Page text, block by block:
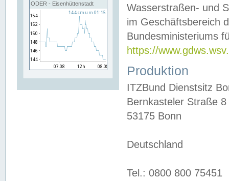
ODER - Eisenhüttenstadt
Wasserstraßen- und
im Geschäftsbereich
Bundesministeriums
https://
Produktion
ITZBund Dienstsitz
Bernkasteler Straße 8
53175 Bonn
Deutschland
Tel.: 0800 800 75451